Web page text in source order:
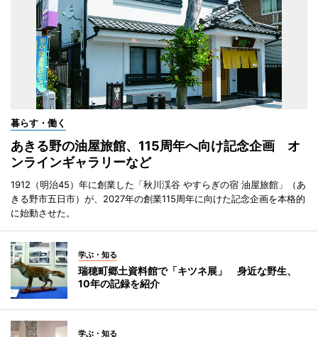
暮らす・働く
あきる野の油屋旅館、115周年へ向け記念企画 オ
ンラインギャラリーなど
1912（明治45）年に創業した「秋川渓谷 やすらぎの宿 油屋旅館」（あ
きる野市五日市）が、2027年の創業115周年に向けた記念企画を本格的
に始動させた。
学ぶ・知る
瑞穂町郷土資料館で「キツネ展」 身近な野生、
10年の記録を紹介
学ぶ・知る